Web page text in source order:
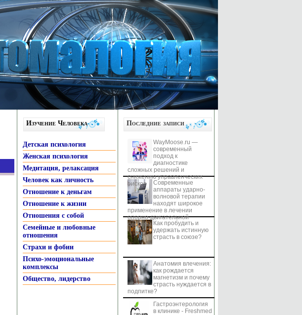
Изучение Человека
Детская психология
Женская психология
Медитация, релаксация
Человек как личность
Отношение к деньгам
Отношение к жизни
Отношения с собой
Семейные и любовные
отношения
Страхи и фобии
Психо-эмоциональные
комплексы
Общество, лидерство
Последние записи
WayMoose.ru —
современный
подход к
диагностике
сложных решений и
снижению управленческих
рисков
Современные
аппараты ударно-
волновой терапии
находят широкое
применение в лечении
опорно-двигательной
системы Как пробудить и
удержать истинную
страсть в союзе?
Анатомия влечения:
как рождается
магнетизм и почему
страсть нуждается в
подпитке?
Гастроэнтерология
в клинике - Freshmed